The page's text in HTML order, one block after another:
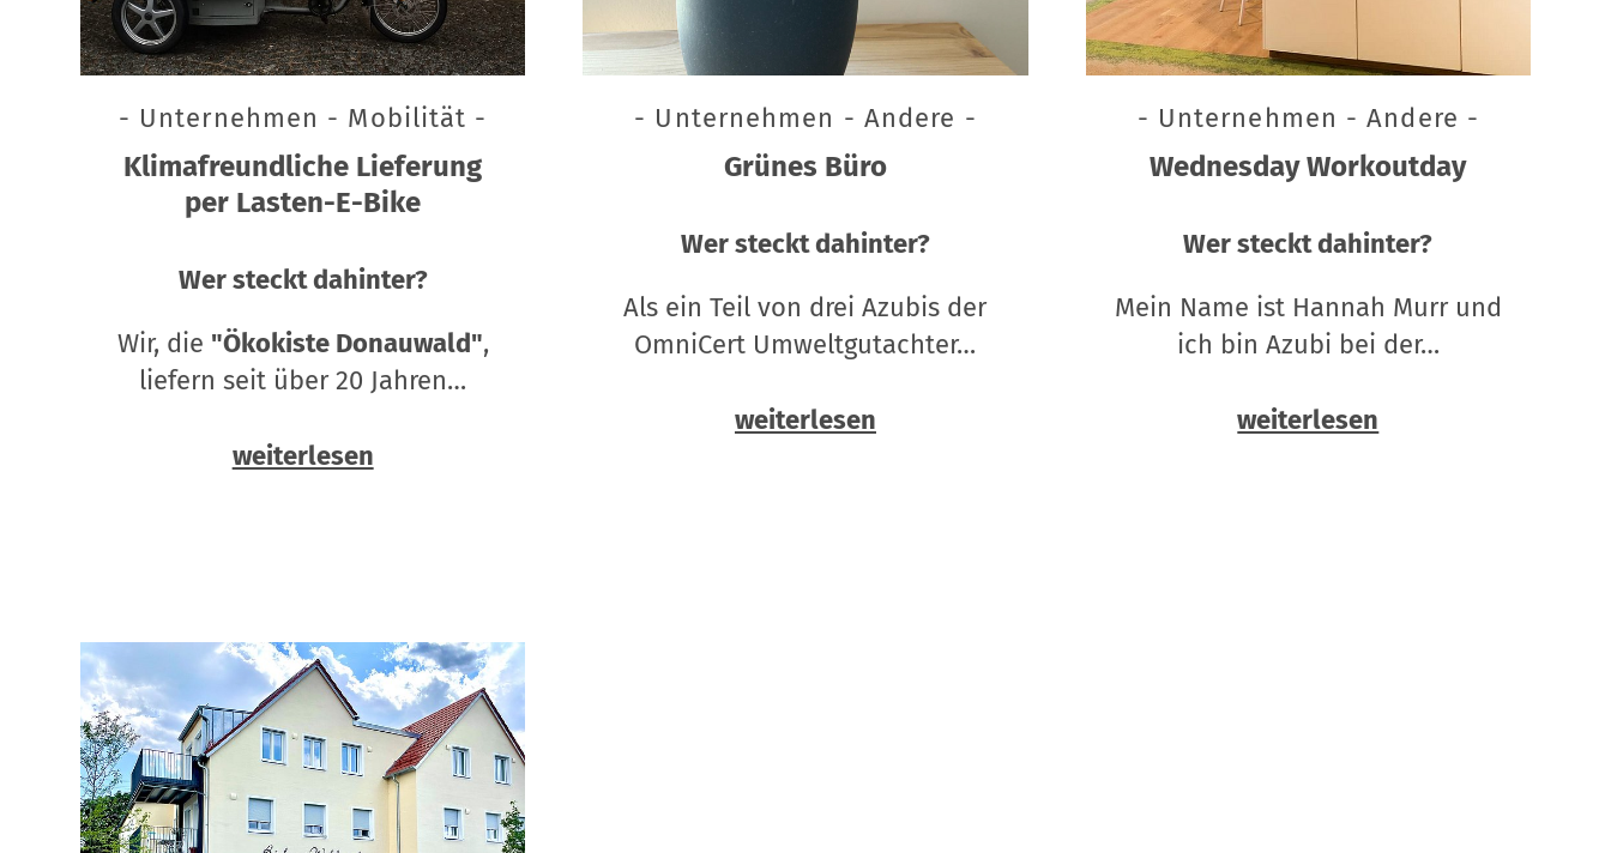
- Unternehmen - Mobilität -
Klimafreundliche Lieferung
per Lasten-E-Bike
Wer steckt dahinter?
Wir, die "Ökokiste Donauwald",
liefern seit über 20 Jahren…
weiterlesen
- Unternehmen - Andere -
Grünes Büro
Wer steckt dahinter?
Als ein Teil von drei Azubis der
OmniCert Umweltgutachter…
weiterlesen
- Unternehmen - Andere -
Wednesday Workoutday
Wer steckt dahinter?
Mein Name ist Hannah Murr und
ich bin Azubi bei der…
weiterlesen